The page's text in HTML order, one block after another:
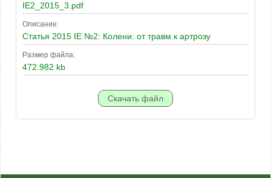
IE2_2015_3.pdf
Описание:
Статья 2015 IE №2: Колени: от травм к артрозу
Размер файла:
472.982 kb